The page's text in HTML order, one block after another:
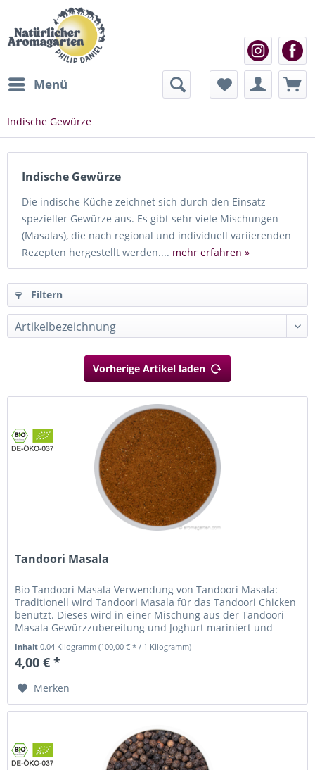
Menü
Indische Gewürze
Indische Gewürze
Die indische Küche zeichnet sich durch den Einsatz
spezieller Gewürze aus. Es gibt sehr viele Mischungen
(Masalas), die nach regional und individuell variierenden
Rezepten hergestellt werden.... mehr erfahren »
Filtern
Vorherige Artikel laden
Tandoori Masala
Bio Tandoori Masala Verwendung von Tandoori Masala:
Traditionell wird Tandoori Masala für das Tandoori Chicken
benutzt. Dieses wird in einer Mischung aus der Tandoori
Masala Gewürzzubereitung und Joghurt mariniert und
Inhalt0.04 Kilogramm(100,00 € * / 1 Kilogramm)
4,00 € *
Merken